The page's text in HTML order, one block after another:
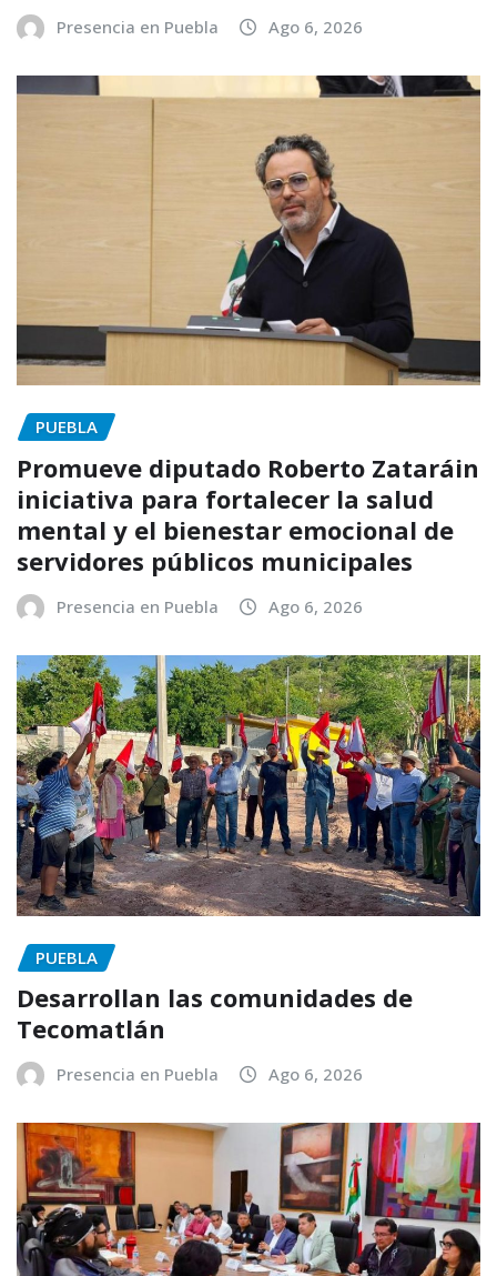
Presencia en Puebla Ago 6, 2026
PUEBLA
Promueve diputado Roberto Zataráin
iniciativa para fortalecer la salud
mental y el bienestar emocional de
servidores públicos municipales
Presencia en Puebla Ago 6, 2026
PUEBLA
Desarrollan las comunidades de
Tecomatlán
Presencia en Puebla Ago 6, 2026